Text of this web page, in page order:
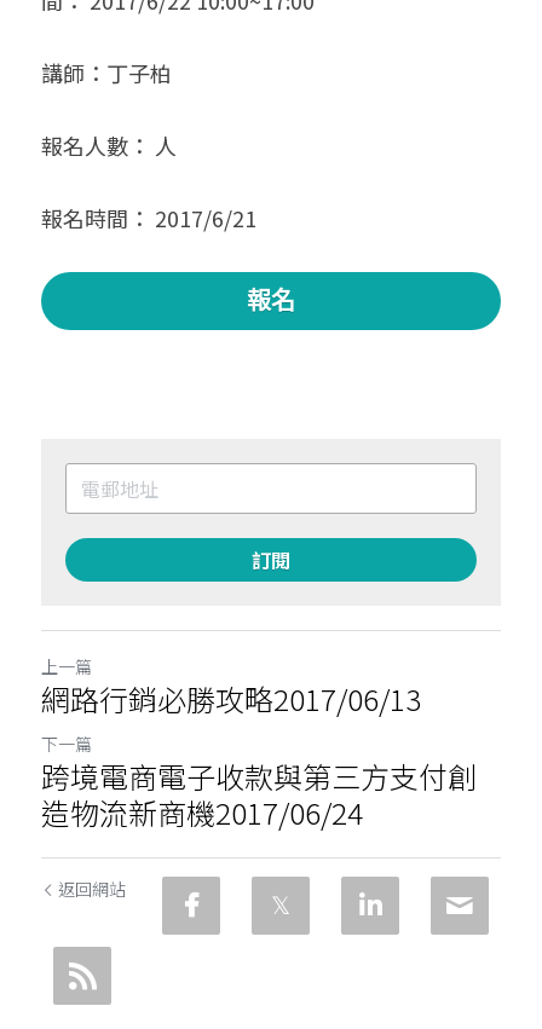
講師：丁子柏
報名人數： 人
報名時間： 2017/6/21
報名
訂閱
上一篇
網路行銷必勝攻略2017/06/13
下一篇
跨境電商電子收款與第三方支付創
造物流新商機2017/06/24
返回網站